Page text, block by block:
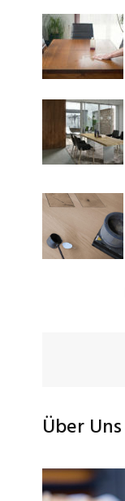
Über Uns